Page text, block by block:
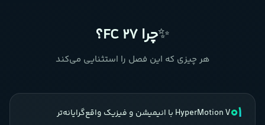
✨چرا FC 27؟
هر چیزی که این فصل را استثنایی می‌کند
01HyperMotion V با انیمیشن و فیزیک واقع‌گرایانه‌تر